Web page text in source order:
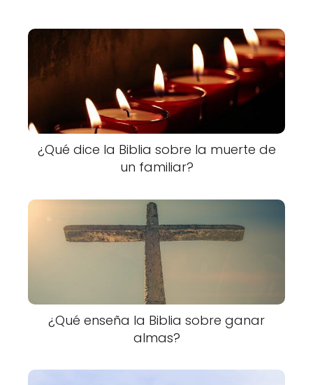
¿Qué dice la Biblia sobre la muerte de
un familiar?
¿Qué enseña la Biblia sobre ganar
almas?